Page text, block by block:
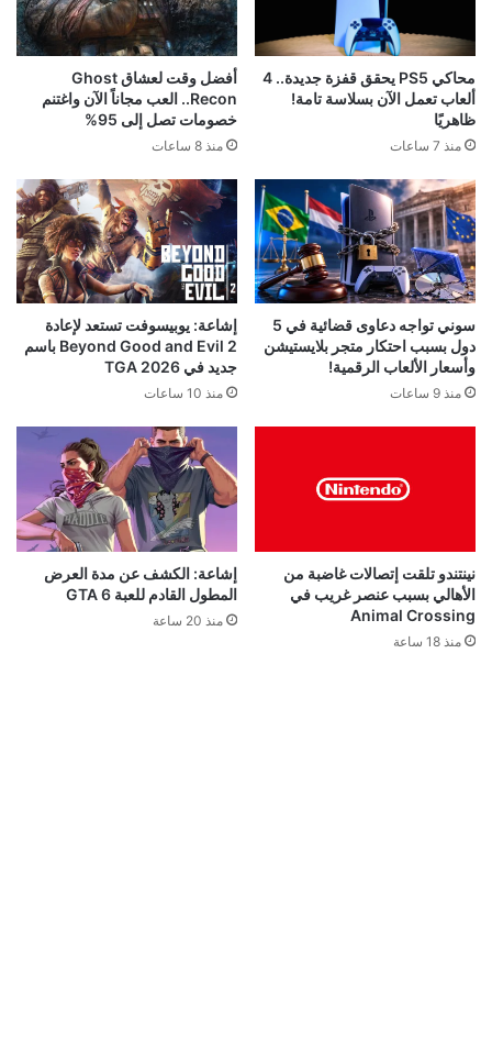
محاكي PS5 يحقق قفزة جديدة.. 4
ألعاب تعمل الآن بسلاسة تامة!
ظاهريًا
منذ 7 ساعات
أفضل وقت لعشاق Ghost
Recon.. العب مجاناً الآن واغتنم
خصومات تصل إلى 95%
منذ 8 ساعات
سوني تواجه دعاوى قضائية في 5
دول بسبب احتكار متجر بلايستيشن
وأسعار الألعاب الرقمية!
منذ 9 ساعات
إشاعة: يوبيسوفت تستعد لإعادة
Beyond Good and Evil 2 باسم
جديد في TGA 2026
منذ 10 ساعات
نينتندو تلقت إتصالات غاضبة من
الأهالي بسبب عنصر غريب في
Animal Crossing
منذ 18 ساعة
إشاعة: الكشف عن مدة العرض
المطول القادم للعبة GTA 6
منذ 20 ساعة